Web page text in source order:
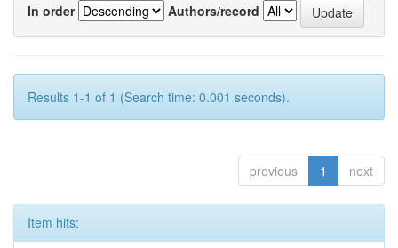
In order
Authors/record
Results 1-1 of 1 (Search time: 0.001 seconds).
previous 1 next
Item hits: